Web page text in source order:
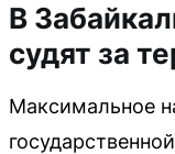
В
судят за
Максимальное